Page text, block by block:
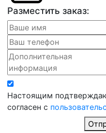
Разместить заказ:
Настоящим
согласен с